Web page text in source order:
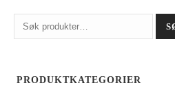
Søk
etter:
PRODUKTKATEGORIER